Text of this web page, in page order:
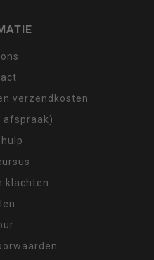
verzendkosten
afspraak)
klachten